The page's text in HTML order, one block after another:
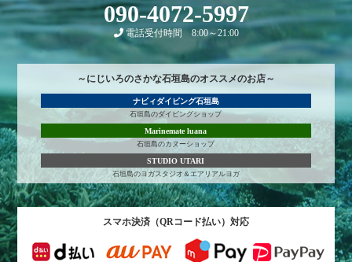
090-4072-5997
電話受付時間 8:00～21:00
～にじいろのさかな石垣島のオススメのお店～
ナビィダイビング石垣島
石垣島のダイビングショップ
Marinemate luana
石垣島のカヌーショップ
STUDIO UTARI
石垣島のヨガスタジオ＆エアリアルヨガ
スマホ決済（QRコード払い）対応